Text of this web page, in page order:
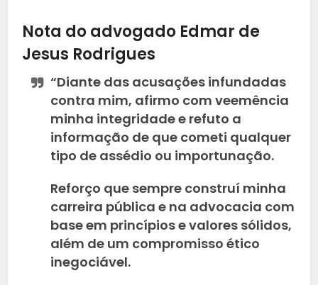
Nota do advogado Edmar de
Jesus Rodrigues
“Diante das acusações infundadas
contra mim, afirmo com veemência
minha integridade e refuto a
informação de que cometi qualquer
tipo de assédio ou importunação.
Reforço que sempre construí minha
carreira pública e na advocacia com
base em princípios e valores sólidos,
além de um compromisso ético
inegociável.